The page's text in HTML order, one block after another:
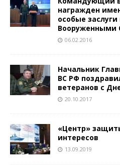
награжден
особые
Вооруженными
06.02.2016
Начальник
ВС РФ
ветеранов с
20.10.2017
«Центр»
интересов
13.09.2019